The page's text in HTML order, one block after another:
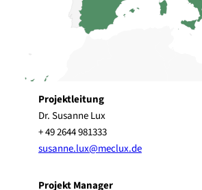
Projektleitung
Dr. Susanne Lux
+ 49 2644 981333
susanne.lux@meclux.de
Projekt Manager